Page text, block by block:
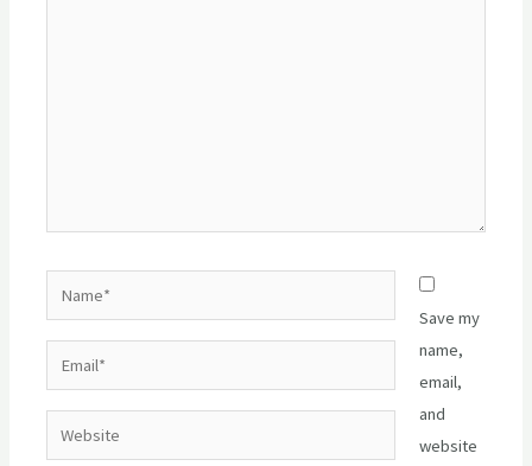
Website
Save my
name,
email,
and
website